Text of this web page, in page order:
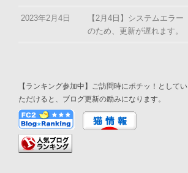
2023年2月4日
【2月4日】システムエラー
のため、更新が遅れます。
【ランキング参加中】ご訪問時にポチッ！としてい
ただけると、ブログ更新の励みになります。